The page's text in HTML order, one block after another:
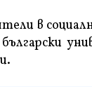
в
български